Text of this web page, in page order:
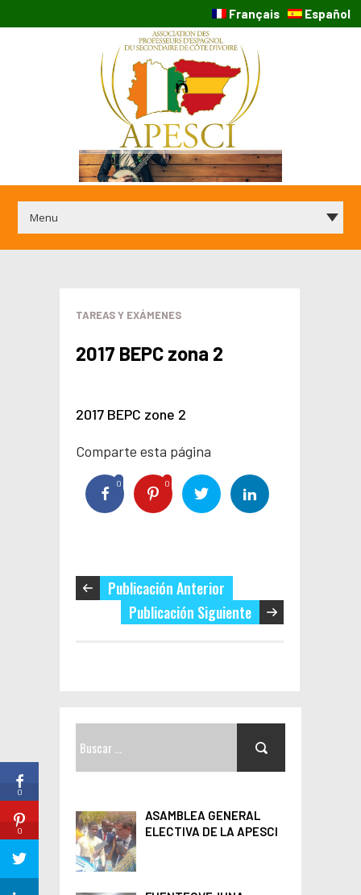
0
0
Français Español
TAREAS Y EXÁMENES
2017 BEPC zona 2
2017 BEPC zone 2
Comparte esta página
0 0
Publicación Anterior
Publicación Siguiente
c
a
r
ASAMBLEA GENERAL
ELECTIVA DE LA APESCI